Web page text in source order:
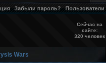
Забыли пароль? Пользователи
Сейчас на
сайте:
320 человек
Wars